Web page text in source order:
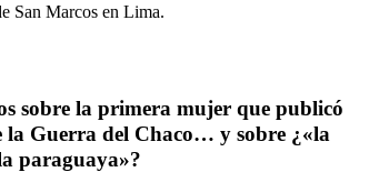
San Marcos en Lima.
sobre la primera mujer que publicó
la Guerra del Chaco… y sobre ¿«la
paraguaya»?